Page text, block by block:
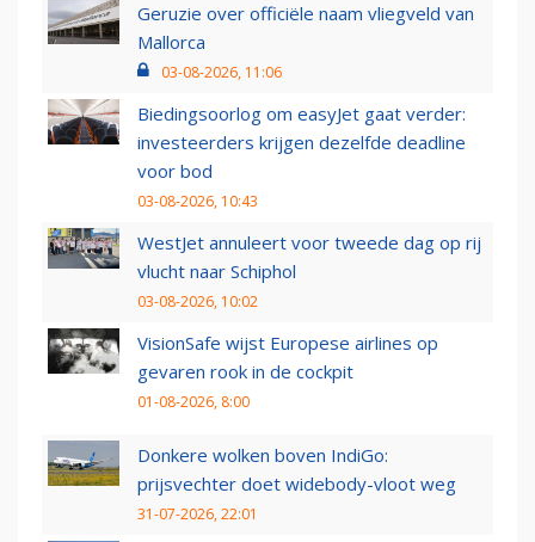
Geruzie over officiële naam vliegveld van
Mallorca
03-08-2026, 11:06
Biedingsoorlog om easyJet gaat verder:
investeerders krijgen dezelfde deadline
voor bod
03-08-2026, 10:43
WestJet annuleert voor tweede dag op rij
vlucht naar Schiphol
03-08-2026, 10:02
VisionSafe wijst Europese airlines op
gevaren rook in de cockpit
01-08-2026, 8:00
Donkere wolken boven IndiGo:
prijsvechter doet widebody-vloot weg
31-07-2026, 22:01